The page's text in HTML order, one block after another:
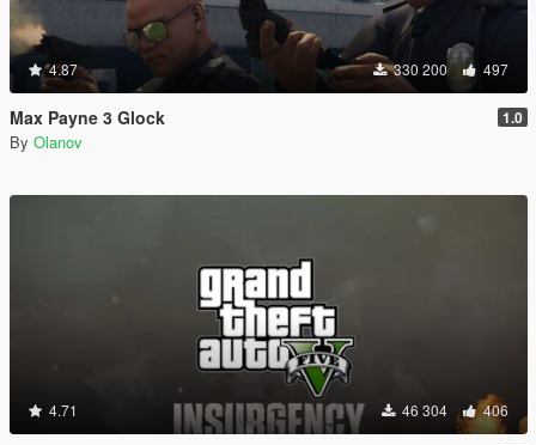
4.87 330 200 497
Max Payne 3 Glock 1.0
By Olanov
4.71 46 304 406